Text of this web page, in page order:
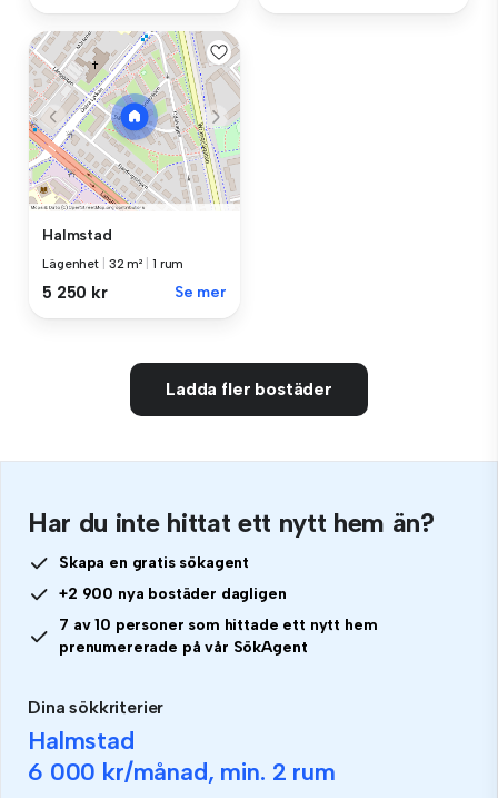
Halmstad
Lägenhet 32 m² 1 rum
5 250 kr Se mer
Ladda fler bostäder
Har du inte hittat ett nytt hem än?
Skapa en gratis sökagent
+2 900 nya bostäder dagligen
7 av 10 personer som hittade ett nytt hem
prenumererade på vår SökAgent
Dina sökkriterier
Halmstad
6 000 kr/månad, min. 2 rum